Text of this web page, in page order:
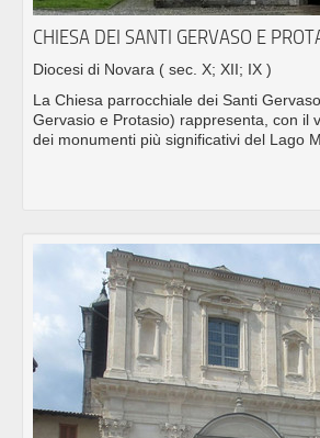
CHIESA DEI SANTI GERVASO E
Diocesi di Novara ( sec. X; XII; IX )
La Chiesa parrocchiale dei Santi
Gervasio e Protasio) rappresenta, con il
dei monumenti più significativi del Lago